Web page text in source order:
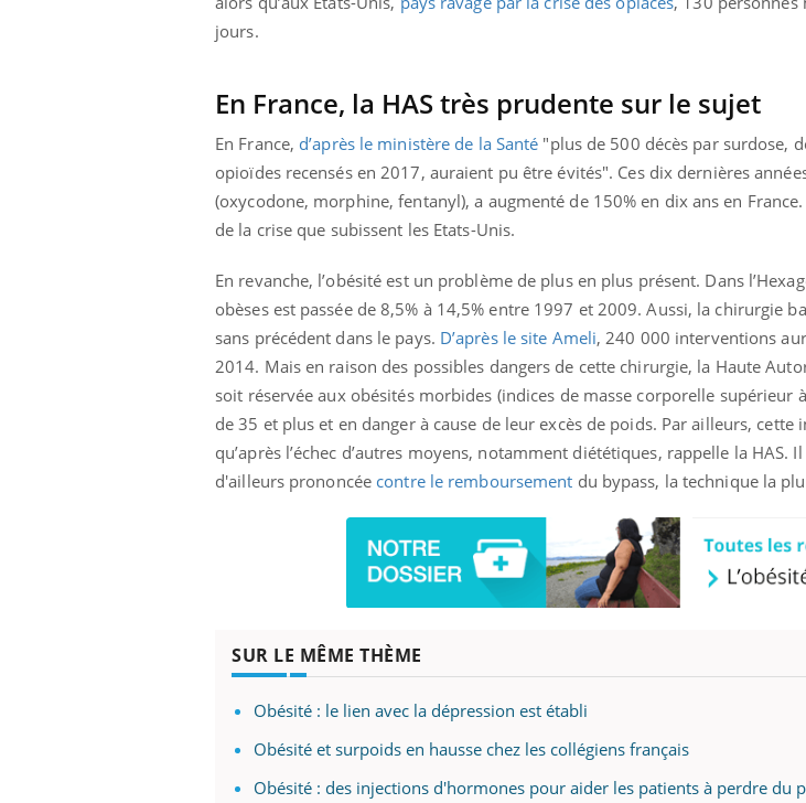
jours.
En France, la HAS très prudente sur le sujet
En France, d’après le ministère de la Santé "plus de 500 décès par surdose,
opioïdes recensés en 2017, auraient pu être évités". Ces dix dernières
(oxycodone, morphine, fentanyl), a augmenté de 150% en dix ans en
de la crise que subissent les Etats-Unis.
En revanche, l’obésité est un problème de plus en plus présent. Dans
obèses est passée de 8,5% à 14,5% entre 1997 et 2009. Aussi, la chirurgie
sans précédent dans le pays. D’après le site Ameli, 240 000 interventions
2014. Mais en raison des possibles dangers de cette chirurgie, la Haute
soit réservée aux obésités morbides (indices de masse corporelle supérieur
de 35 et plus et en danger à cause de leur excès de poids. Par ailleurs,
qu’après l’échec d’autres moyens, notamment diététiques, rappelle la HAS.
d'ailleurs prononcée contre le remboursement du bypass, la technique la
SUR LE MÊME THÈME
Obésité : le lien avec la dépression est établi
Obésité et surpoids en hausse chez les collégiens français
Obésité : des injections d'hormones pour aider les patients à perdre du